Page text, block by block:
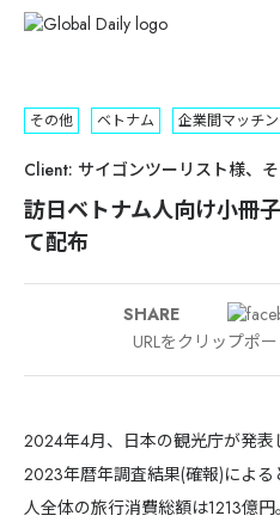
その他 ベトナム 企業間マッチ
Client: サイゴンツーリスト様、
訪日ベトナム人向け小冊
て配布
SHARE
URLをクリップポ
2024年4月、日本の観光庁が発
2023年暦年調査結果(確報)によ
人全体の旅行消費総額は1213億